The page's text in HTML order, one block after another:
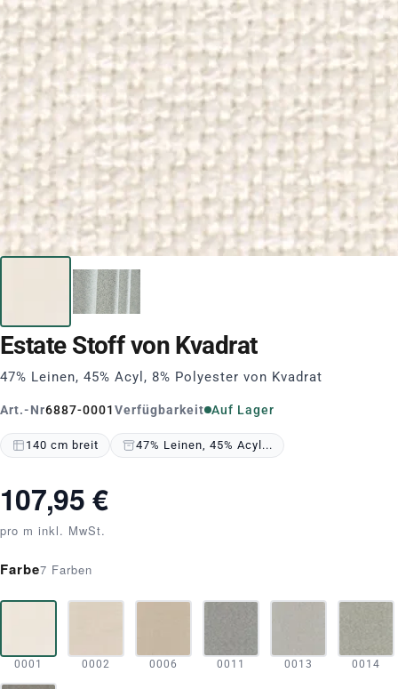
Estate Stoff von Kvadrat
47% Leinen, 45% Acyl, 8% Polyester von Kvadrat
Art.-Nr6887-0001Verfügbarkeit Auf Lager
140 cm breit 47% Leinen, 45% Acyl...
107,95 €
pro m inkl. MwSt.
Farbe7 Farben
0001 0002 0006 0011 0013 0014